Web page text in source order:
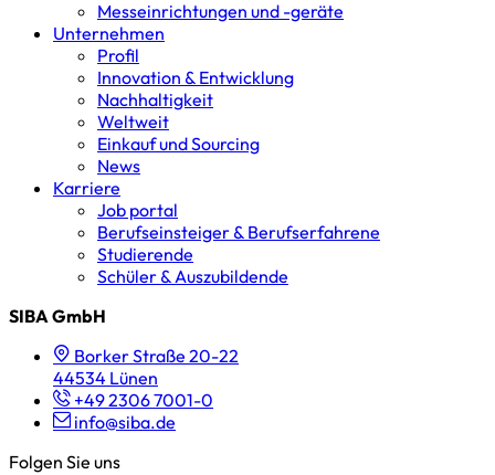
Messeinrichtungen und -geräte
Unternehmen
Profil
Innovation & Entwicklung
Nachhaltigkeit
Weltweit
Einkauf und Sourcing
News
Karriere
Job portal
Berufseinsteiger & Berufserfahrene
Studierende
Schüler & Auszubildende
SIBA GmbH
Borker Straße 20-22
44534 Lünen
+49 2306 7001-0
info@siba.de
Folgen Sie uns